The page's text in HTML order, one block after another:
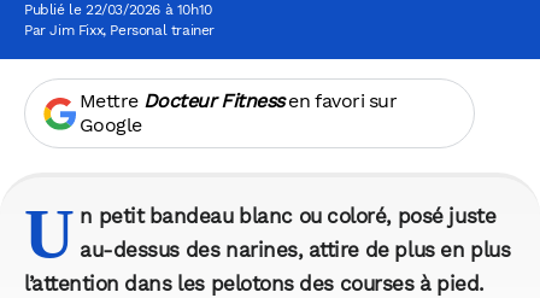
Publié le 22/03/2026 à 10h10
ParJim Fixx, Personal trainer
Mettre Docteur Fitnessen favori sur
Google
U n petit bandeau blanc ou coloré, posé juste
au-dessus des narines, attire de plus en plus
l’attention dans les pelotons des courses à pied.